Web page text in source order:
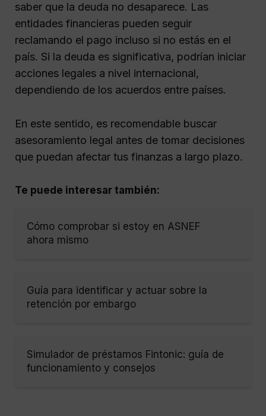
saber que la deuda no desaparece. Las
entidades financieras pueden seguir
reclamando el pago incluso si no estás en el
país. Si la deuda es significativa, podrían iniciar
acciones legales a nivel internacional,
dependiendo de los acuerdos entre países.
En este sentido, es recomendable buscar
asesoramiento legal antes de tomar decisiones
que puedan afectar tus finanzas a largo plazo.
Te puede interesar también:
Cómo comprobar si estoy en ASNEF
ahora mismo
Guía para identificar y actuar sobre la
retención por embargo
Simulador de préstamos Fintonic: guía de
funcionamiento y consejos